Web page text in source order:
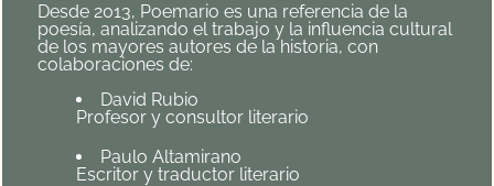
Desde 2013, Poemario es una referencia de la
poesía, analizando el trabajo y la influencia cultural
de los mayores autores de la historia, con
colaboraciones de:
David Rubio
Profesor y consultor literario
Paulo Altamirano
Escritor y traductor literario